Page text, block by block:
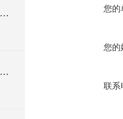
调节池潜水搅拌机的工作原理及潜水推进器CAD安装图、结构图
化粪池潜水搅拌机工作原理及作用特点、安装图、CAD结构图
您的
您的
联系